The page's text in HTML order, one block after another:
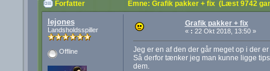
Forfatter Emne: Grafik pakker + fix (Læst 9742
lejones
Landsholdsspiller
Offline
Grafik pakker + fix
« : 22 Okt 2018, 13:50 »
Jeg er en af den der går meget op i der
Så derfor tænker jeg man kunne ligge
dem.